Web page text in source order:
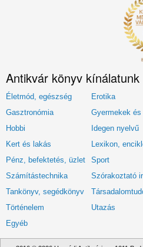
Antikvár könyv kínálatunk
Életmód, egészség Erotika
Gasztronómia
Gyermekek
Hobbi
Idegen nyelvű
Kert és lakás
Lexikon,
Pénz, befektetés, üzlet
Sport
Számítástechnika
Szórakoztató
Tankönyv, segédkönyv
Történelem
Utazás
Egyéb